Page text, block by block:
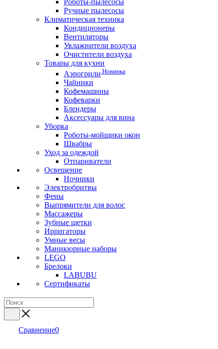
Роботы-пылесосы
Ручные пылесосы
Климатическая техника
Кондиционеры
Вентиляторы
Увлажнители воздуха
Очистители воздуха
Товары для кухни
Аэрогрили Новинка
Чайники
Кофемашины
Кофеварки
Блендеры
Аксессуары для вина
Уборка
Роботы-мойщики окон
Швабры
Уход за одеждой
Отпариватели
Освещение
Ночники
Электробритвы
Фены
Выпрямители для волос
Массажеры
Зубные щетки
Ирригаторы
Умные весы
Маникюрные наборы
LEGO
Брелоки
LABUBU
Сертификаты
Сравнение0